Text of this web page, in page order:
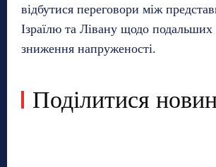
відбутися переговори між
Ізраїлю та Лівану щодо подальших
зниження напруженості.
Поділитися